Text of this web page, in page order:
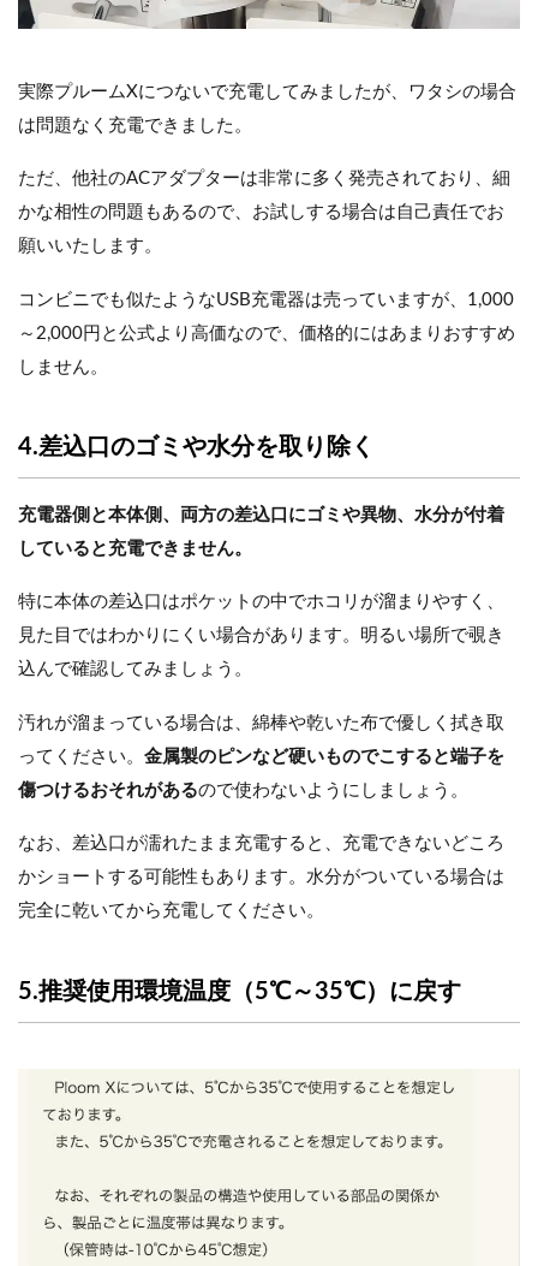
実際プルームXにつないで充電してみましたが、ワタシの場合
は問題なく充電できました。
ただ、他社のACアダプターは非常に多く発売されており、細
かな相性の問題もあるので、お試しする場合は自己責任でお
願いいたします。
コンビニでも似たようなUSB充電器は売っていますが、1,000
～2,000円と公式より高価なので、価格的にはあまりおすすめ
しません。
4.差込口のゴミや水分を取り除く
充電器側と本体側、両方の差込口にゴミや異物、水分が付着
していると充電できません。
特に本体の差込口はポケットの中でホコリが溜まりやすく、
見た目ではわかりにくい場合があります。明るい場所で覗き
込んで確認してみましょう。
汚れが溜まっている場合は、綿棒や乾いた布で優しく拭き取
ってください。 金属製のピンなど硬いものでこすると端子を
傷つけるおそれがあるので使わないようにしましょう。
なお、差込口が濡れたまま充電すると、充電できないどころ
かショートする可能性もあります。水分がついている場合は
完全に乾いてから充電してください。
5.推奨使用環境温度（5℃～35℃）に戻す